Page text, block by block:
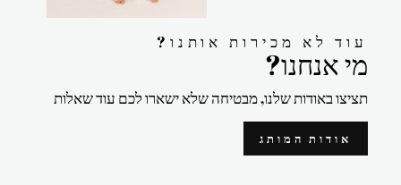
?עוד לא מכירות אותנו
?מי אנחנו
תציצו באודות שלנו, מבטיחה שלא ישארו לכם עוד שאלות
אודות המותג